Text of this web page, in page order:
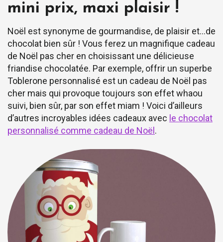
mini prix, maxi plaisir !
Noël est synonyme de gourmandise, de plaisir et…de
chocolat bien sûr ! Vous ferez un magnifique cadeau
de Noël pas cher en choisissant une délicieuse
friandise chocolatée. Par exemple, offrir un superbe
Toblerone personnalisé est un cadeau de Noël pas
cher mais qui provoque toujours son effet whaou
suivi, bien sûr, par son effet miam ! Voici d’ailleurs
d’autres incroyables idées cadeaux avec le chocolat
personnalisé comme cadeau de Noël.